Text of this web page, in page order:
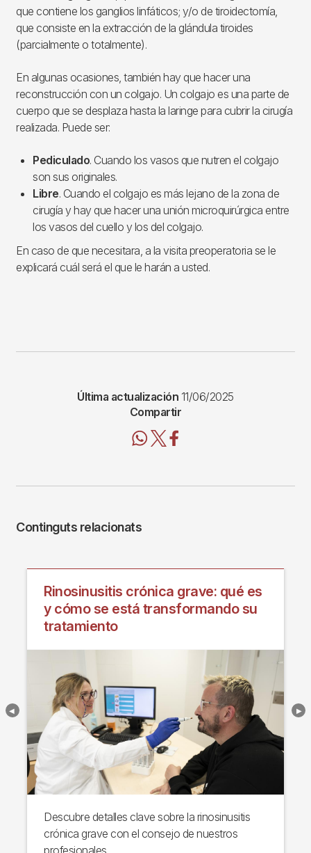
que contiene los ganglios linfáticos; y/o de tiroidectomía,
que consiste en la extracción de la glándula tiroides
(parcialmente o totalmente).
En algunas ocasiones, también hay que hacer una
reconstrucción con un colgajo. Un colgajo es una parte de
cuerpo que se desplaza hasta la laringe para cubrir la cirugía
realizada. Puede ser:
Pediculado. Cuando los vasos que nutren el colgajo
son sus originales.
Libre. Cuando el colgajo es más lejano de la zona de
cirugía y hay que hacer una unión microquirúrgica entre
los vasos del cuello y los del colgajo.
En caso de que necesitara, a la visita preoperatoria se le
explicará cuál será el que le harán a usted.
Última actualización 11/06/2025
Compartir
Continguts relacionats
Rinosinusitis crónica grave: qué es
y cómo se está transformando su
tratamiento
Descubre detalles clave sobre la rinosinusitis
crónica grave con el consejo de nuestros